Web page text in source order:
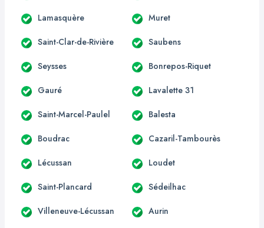
Lamasquère Muret
Saint-Clar-de-Rivière Saubens
Seysses Bonrepos-Riquet
Gauré Lavalette 31
Saint-Marcel-Paulel Balesta
Boudrac Cazaril-Tambourès
Lécussan Loudet
Saint-Plancard Sédeilhac
Villeneuve-Lécussan Aurin